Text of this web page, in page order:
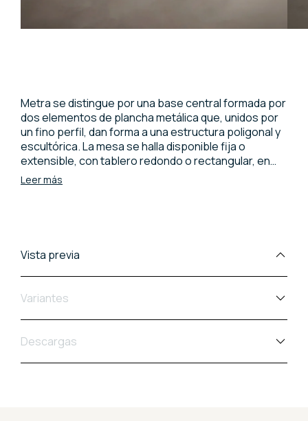
Metra se distingue por una base central formada por
dos elementos de plancha metálica que, unidos por
un fino perfil, dan forma a una estructura poligonal y
escultórica. La mesa se halla disponible fija o
extensible, con tablero redondo o rectangular, en
una amplia gama de materiales y colores que
ofrecen soluciones para toda suerte de espacio y
Leer más
Vista previa
Variantes
Descargas